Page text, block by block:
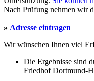
Nach Prüfung nehmen wir
» Adresse eintragen
Wir wünschen Ihnen viel
Die Ergebnisse sind
Friedhof Dortmund-